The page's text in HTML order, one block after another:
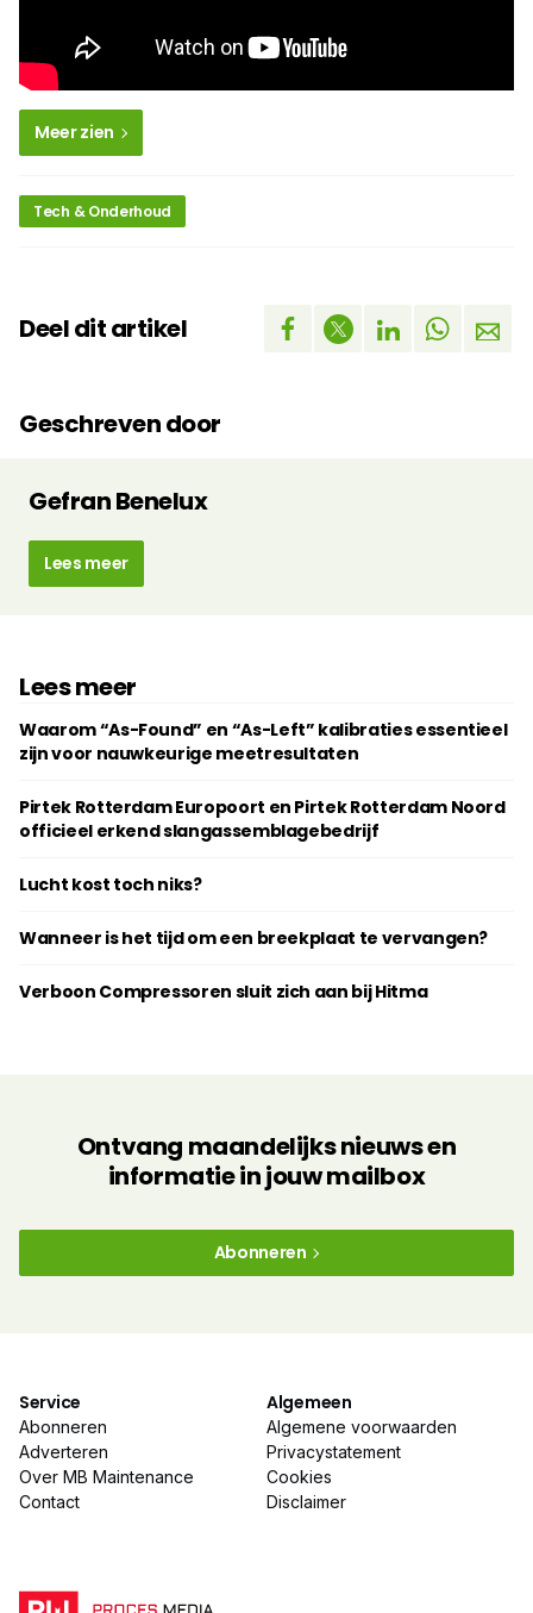
Meer zien
Tech & Onderhoud
Deel dit artikel
Geschreven door
Gefran Benelux
Lees meer
Lees meer
Waarom “As-Found” en “As-Left” kalibraties essentieel
zijn voor nauwkeurige meetresultaten
Pirtek Rotterdam Europoort en Pirtek Rotterdam Noord
officieel erkend slangassemblagebedrijf
Lucht kost toch niks?
Wanneer is het tijd om een breekplaat te vervangen?
Verboon Compressoren sluit zich aan bij Hitma
Ontvang maandelijks nieuws en
informatie in jouw mailbox
Abonneren
Service
Abonneren
Adverteren
Over MB Maintenance
Contact
Algemeen
Algemene voorwaarden
Privacystatement
Cookies
Disclaimer